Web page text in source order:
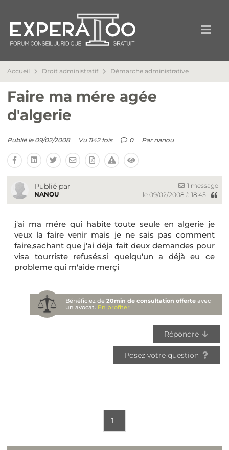
Accueil Droit administratif Démarche administrative
Faire ma mére agée
d'algerie
Publié le 09/02/2008 Vu 1142 fois 0 Par nanou
Publié par
NANOU
1 message
le 09/02/2008 à 18:45
j'ai ma mére qui habite toute seule en algerie je
veux la faire venir mais je ne sais pas comment
faire,sachant que j'ai déja fait deux demandes pour
visa tourriste refusés.si quelqu'un a déjà eu ce
probleme qui m'aide merçi
Bénéficiez de20min de consultation offerte avec
un avocat. En profiter
Répondre
Posez votre question
1